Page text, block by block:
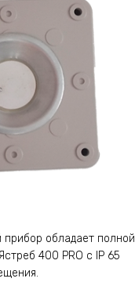
прибор обладает полной
400 PRO с IP 65